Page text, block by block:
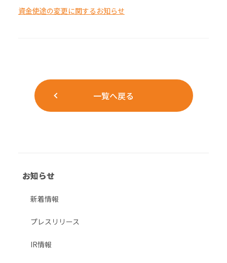
お知らせ
新着情報
プレスリリース
IR情報
資金使途の変更に関するお知らせ
一覧へ戻る